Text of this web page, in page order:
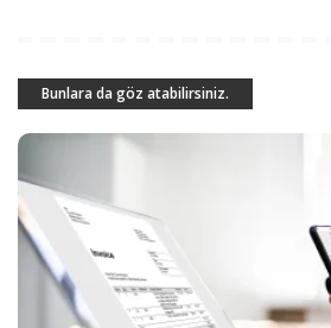
Bunlara da göz atabilirsiniz.